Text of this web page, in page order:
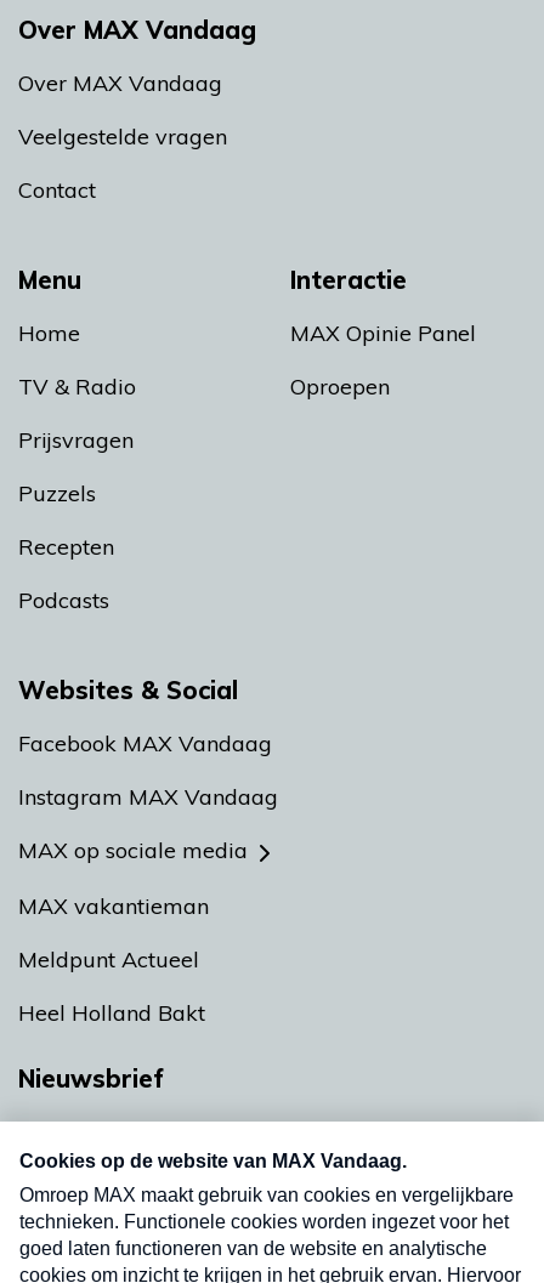
Menu
Home
TV & Radio
Prijsvragen
Puzzels
Recepten
Podcasts
Interactie
MAX Opinie Panel
Oproepen
Over MAX Vandaag
Over MAX Vandaag
Veelgestelde vragen
Contact
Websites & Social
Facebook MAX Vandaag
Instagram MAX Vandaag
MAX op sociale media
MAX vakantieman
Meldpunt Actueel
Heel Holland Bakt
Nieuwsbrief
nieuwsbrief. Elke vrijdag- en dinsdagochtend in
uw mailbox.
Verzend